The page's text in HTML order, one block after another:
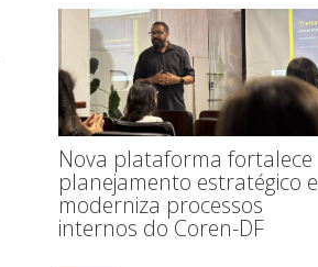
Nova plataforma fortalece
planejamento estratégico e
moderniza processos
internos do Coren-DF